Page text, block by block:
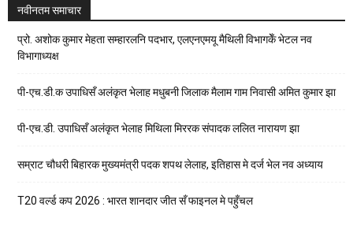
नवीनतम समाचार
प्रो. अशोक कुमार मेहता सम्हारलनि पदभार, एलएनएमयू मैथिली विभागकेँ भेटल नव
विभागाध्यक्ष
पी-एच.डी.क उपाधिसँ अलंकृत भेलाह मधुबनी जिलाक मैलाम गाम निवासी अमित कुमार झा
पी-एच.डी. उपाधिसँ अलंकृत भेलाह मिथिला मिररक संपादक ललित नारायण झा
सम्राट चौधरी बिहारक मुख्यमंत्री पदक शपथ लेलाह, इतिहास मे दर्ज भेल नव अध्याय
T20 वर्ल्ड कप 2026 : भारत शानदार जीत सँ फाइनल मे पहुँचल